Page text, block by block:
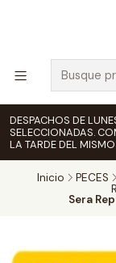
DESPACHOS DE
SELECCIONADAS.
LA TARDE DEL
Inicio PECES
Sera